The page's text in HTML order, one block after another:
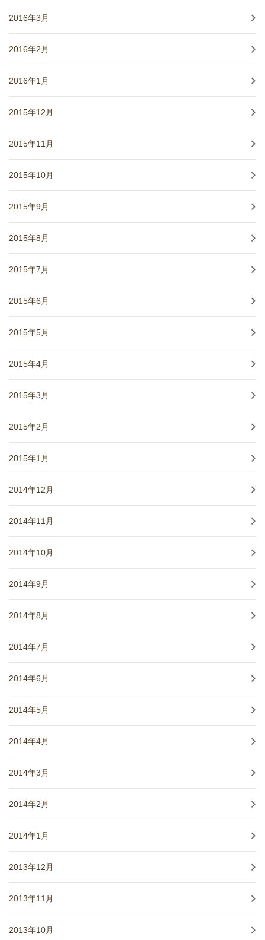
2016年3月
2016年2月
2016年1月
2015年12月
2015年11月
2015年10月
2015年9月
2015年8月
2015年7月
2015年6月
2015年5月
2015年4月
2015年3月
2015年2月
2015年1月
2014年12月
2014年11月
2014年10月
2014年9月
2014年8月
2014年7月
2014年6月
2014年5月
2014年4月
2014年3月
2014年2月
2014年1月
2013年12月
2013年11月
2013年10月